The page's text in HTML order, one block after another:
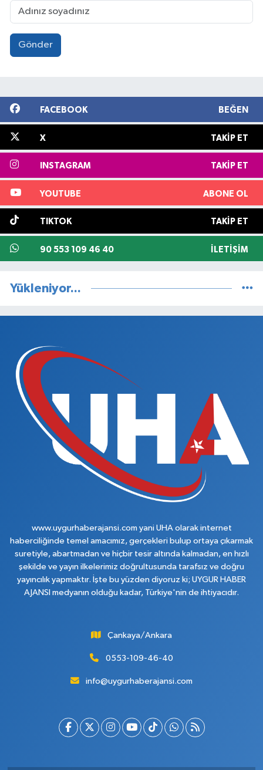
Gönder
FACEBOOK BEĞEN
X TAKIP ET
INSTAGRAM TAKIP ET
YOUTUBE ABONE OL
TIKTOK TAKIP ET
90 553 109 46 40 İLETIŞIM
Yükleniyor...
www.uygurhaberajansi.com yani UHA olarak internet
haberciliğinde temel amacımız, gerçekleri bulup ortaya çıkarmak
suretiyle, abartmadan ve hiçbir tesir altında kalmadan, en hızlı
şekilde ve yayın ilkelerimiz doğrultusunda tarafsız ve doğru
yayıncılık yapmaktır. İşte bu yüzden diyoruz ki; UYGUR HABER
AJANSI medyanın olduğu kadar, Türkiye'nin de ihtiyacıdır.
Çankaya/Ankara
0553-109-46-40
info@uygurhaberajansi.com